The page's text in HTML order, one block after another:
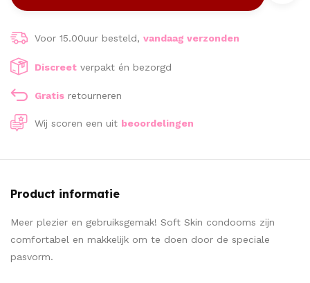
Voor 15.00uur besteld, vandaag verzonden
Discreet verpakt én bezorgd
Gratis retourneren
Wij scoren een uit beoordelingen
Product informatie
Meer plezier en gebruiksgemak! Soft Skin condooms zijn
comfortabel en makkelijk om te doen door de speciale
pasvorm.